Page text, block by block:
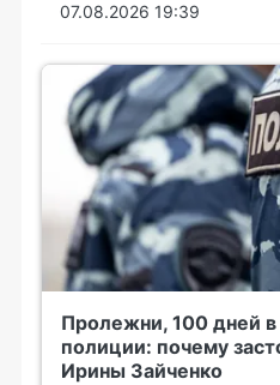
07.08.2026 19:39
Пролежни, 100 дней
полиции: почему
Ирины Зайченко